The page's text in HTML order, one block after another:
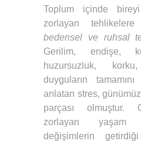
Toplum içinde
zorlayan
bedensel ve ruhsal
Gerilim, endişe,
huzursuzluk,
duyguların
anlatan stres,
parçası olmuştur.
zorlayan yaşam
değişimlerin